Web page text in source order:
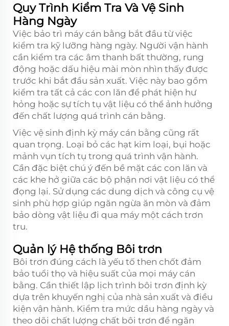
Quy Trình Kiểm Tra Và Vệ Sinh
Hàng Ngày
Việc bảo trì máy cán bằng bắt đầu từ việc
kiểm tra kỹ lưỡng hàng ngày. Người vận hành
cần kiểm tra các âm thanh bất thường, rung
động hoặc dấu hiệu mài mòn nhìn thấy được
trước khi bắt đầu sản xuất. Việc này bao gồm
kiểm tra tất cả các con lăn để phát hiện hư
hỏng hoặc sự tích tụ vật liệu có thể ảnh hưởng
đến chất lượng quá trình cán bằng.
Việc vệ sinh định kỳ máy cán bằng cũng rất
quan trọng. Loại bỏ các hạt kim loại, bụi hoặc
mảnh vụn tích tụ trong quá trình vận hành.
Cần đặc biệt chú ý đến bề mặt các con lăn và
các khe hở giữa các bộ phận nơi vật liệu có thể
đọng lại. Sử dụng các dung dịch và công cụ vệ
sinh phù hợp giúp ngăn ngừa ăn mòn và đảm
bảo dòng vật liệu đi qua máy một cách trơn
tru.
Quản lý Hệ thống Bôi trơn
Bôi trơn đúng cách là yếu tố then chốt đảm
bảo tuổi thọ và hiệu suất của mọi máy cán
bằng. Cần thiết lập lịch trình bôi trơn định kỳ
dựa trên khuyến nghị của nhà sản xuất và điều
kiện vận hành. Kiểm tra mức dầu hàng ngày và
theo dõi chất lượng chất bôi trơn để ngăn